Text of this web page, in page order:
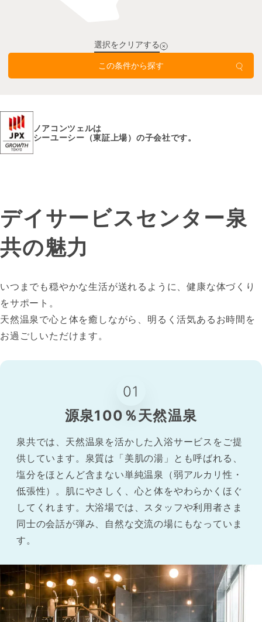
この条件から探す
選択をクリアする
ノアコンツェルは
シーユーシー（東証上場）の子会社です。
デイサービスセンター泉
共の魅力
いつまでも穏やかな生活が送れるように、健康な体づくり
をサポート。
天然温泉で心と体を癒しながら、明るく活気あるお時間を
お過ごしいただけます。
01
源泉100％天然温泉
泉共では、天然温泉を活かした入浴サービスをご提
供しています。泉質は「美肌の湯」とも呼ばれる、
塩分をほとんど含まない単純温泉（弱アルカリ性・
低張性）。肌にやさしく、心と体をやわらかくほぐ
してくれます。大浴場では、スタッフや利用者さま
同士の会話が弾み、自然な交流の場にもなっていま
す。